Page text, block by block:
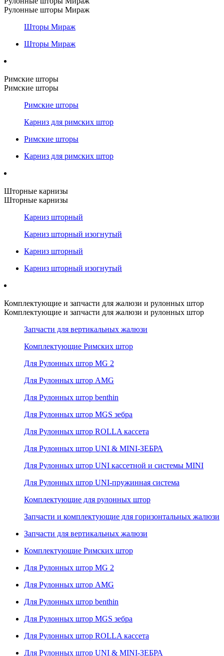
Рулонные шторы Мираж
Шторы Мираж
Шторы Мираж
Римские шторы
Римские шторы
Римские шторы
Карниз для римских штор
Римские шторы
Карниз для римских штор
Шторные карнизы
Шторные карнизы
Карниз шторный
Карниз шторный изогнутый
Карниз шторный
Карниз шторный изогнутый
Комплектующие и запчасти для жалюзи и рулонных штор
Комплектующие и запчасти для жалюзи и рулонных штор
Запчасти для вертикальных жалюзи
Комплектующие Римских штор
Для Рулонных штор MG 2
Для Рулонных штор AMG
Для Рулонных штор benthin
Для Рулонных штор MGS зебра
Для Рулонных штор ROLLA кассета
Для Рулонных штор UNI & MINI-ЗЕБРА
Для Рулонных штор UNI кассетной и системы MINI
Для Рулонных штор UNI-пружинная система
Комплектующие для рулонных штор
Запчасти и комплектующие для горизонтальных жалюзи
Запчасти для вертикальных жалюзи
Комплектующие Римских штор
Для Рулонных штор MG 2
Для Рулонных штор AMG
Для Рулонных штор benthin
Для Рулонных штор MGS зебра
Для Рулонных штор ROLLA кассета
Для Рулонных штор UNI & MINI-ЗЕБРА